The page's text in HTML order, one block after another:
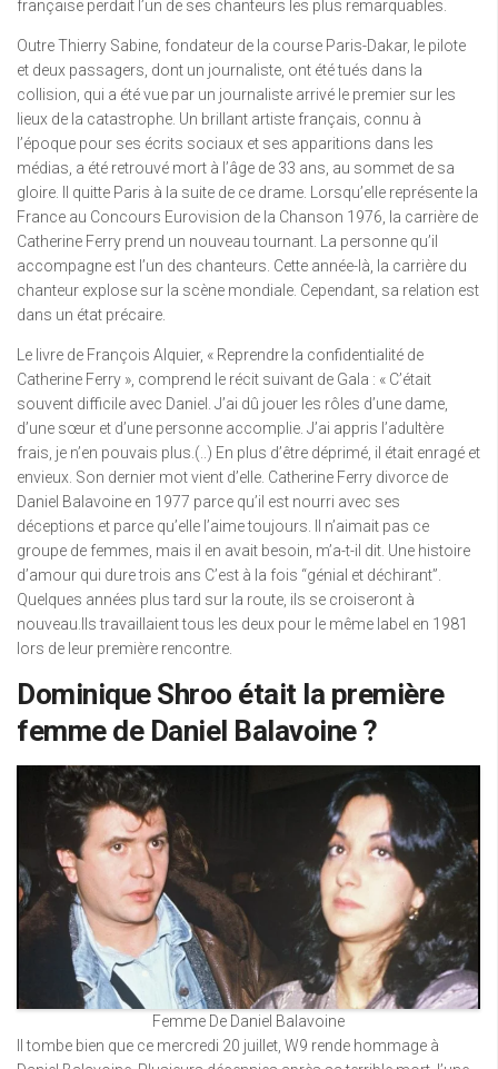
française perdait l’un de ses chanteurs les plus remarquables.
Outre Thierry Sabine, fondateur de la course Paris-Dakar, le pilote
et deux passagers, dont un journaliste, ont été tués dans la
collision, qui a été vue par un journaliste arrivé le premier sur les
lieux de la catastrophe. Un brillant artiste français, connu à
l’époque pour ses écrits sociaux et ses apparitions dans les
médias, a été retrouvé mort à l’âge de 33 ans, au sommet de sa
gloire. Il quitte Paris à la suite de ce drame. Lorsqu’elle représente la
France au Concours Eurovision de la Chanson 1976, la carrière de
Catherine Ferry prend un nouveau tournant. La personne qu’il
accompagne est l’un des chanteurs. Cette année-là, la carrière du
chanteur explose sur la scène mondiale. Cependant, sa relation est
dans un état précaire.
Le livre de François Alquier, « Reprendre la confidentialité de
Catherine Ferry », comprend le récit suivant de Gala : « C’était
souvent difficile avec Daniel. J’ai dû jouer les rôles d’une dame,
d’une sœur et d’une personne accomplie. J’ai appris l’adultère
frais, je n’en pouvais plus.(..) En plus d’être déprimé, il était enragé et
envieux. Son dernier mot vient d’elle. Catherine Ferry divorce de
Daniel Balavoine en 1977 parce qu’il est nourri avec ses
déceptions et parce qu’elle l’aime toujours. Il n’aimait pas ce
groupe de femmes, mais il en avait besoin, m’a-t-il dit. Une histoire
d’amour qui dure trois ans C’est à la fois “génial et déchirant”.
Quelques années plus tard sur la route, ils se croiseront à
nouveau.Ils travaillaient tous les deux pour le même label en 1981
lors de leur première rencontre.
Dominique Shroo était la première
femme de Daniel Balavoine ?
Femme De Daniel Balavoine
Il tombe bien que ce mercredi 20 juillet, W9 rende hommage à